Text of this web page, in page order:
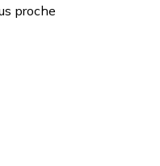
proche